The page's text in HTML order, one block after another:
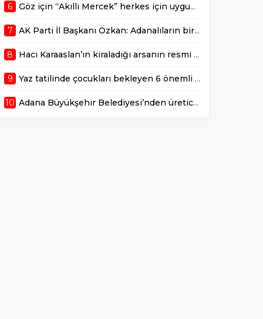
6 Göz için “Akıllı Mercek” herkes için uygun mu?
7 AK Parti İl Başkanı Özkan: Adanalıların bir metrekare malını kimseye yedirmeyiz!
8 Hacı Karaaslan’ın kiraladığı arsanın resmi kiracısı bakın kim çıktı!
9 Yaz tatilinde çocukları bekleyen 6 önemli sağlık riski!
10 Adana Büyükşehir Belediyesi’nden üreticiye 168 adet süt sağım makinesi